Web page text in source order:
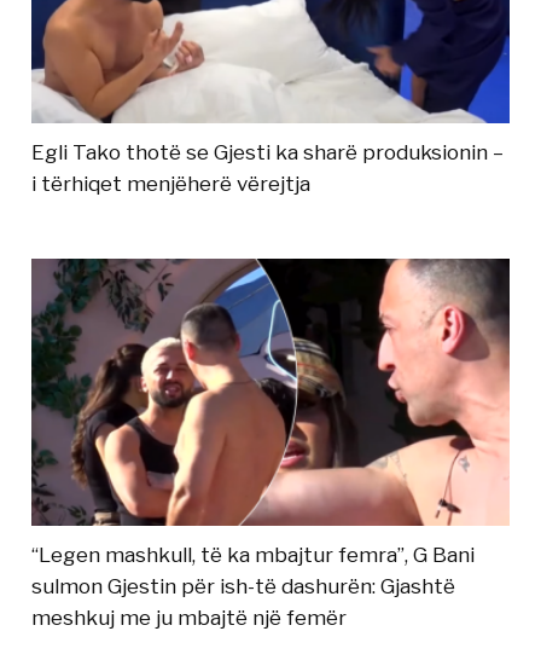
Egli Tako thotë se Gjesti ka sharë produksionin –
i tërhiqet menjëherë vërejtja
“Legen mashkull, të ka mbajtur femra”, G Bani
sulmon Gjestin për ish-të dashurën: Gjashtë
meshkuj me ju mbajtë një femër